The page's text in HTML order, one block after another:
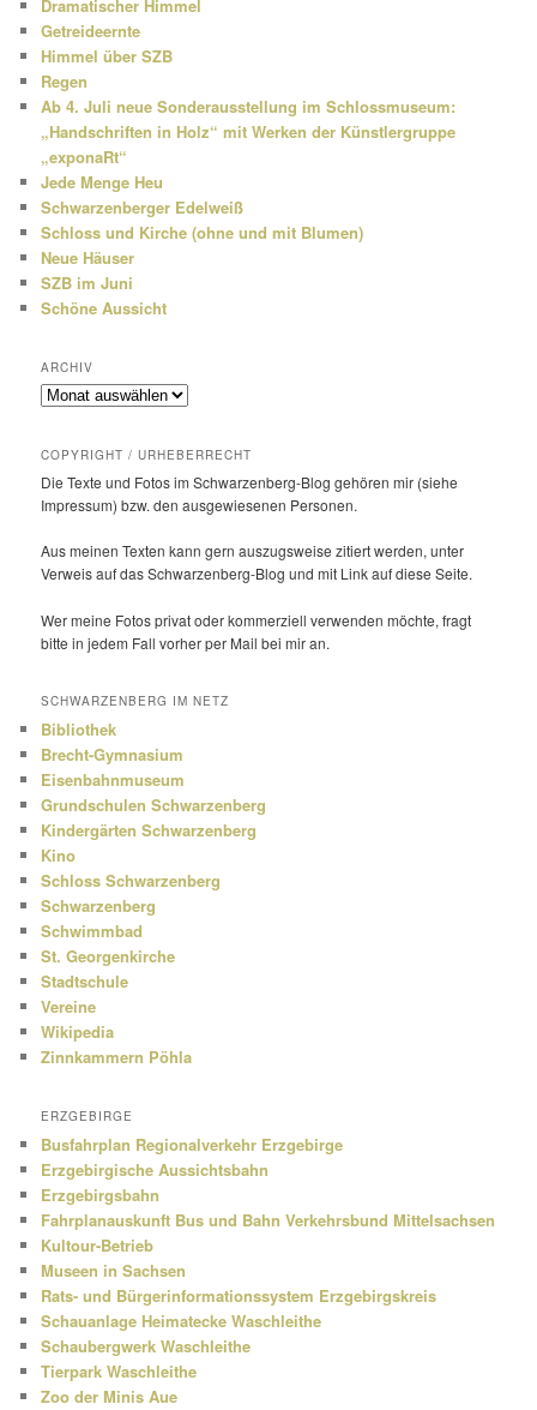
Dramatischer Himmel
Getreideernte
Himmel über SZB
Regen
Ab 4. Juli neue Sonderausstellung im Schlossmuseum:
„Handschriften in Holz“ mit Werken der Künstlergruppe
„exponaRt“
Jede Menge Heu
Schwarzenberger Edelweiß
Schloss und Kirche (ohne und mit Blumen)
Neue Häuser
SZB im Juni
Schöne Aussicht
ARCHIV
Archiv
COPYRIGHT / URHEBERRECHT
Die Texte und Fotos im Schwarzenberg-Blog gehören mir (siehe
Impressum) bzw. den ausge­wie­senen Personen.
Aus meinen Texten kann gern auszugs­weise zitiert werden, unter
Verweis auf das Schwarzenberg-Blog und mit Link auf diese Seite.
Wer meine Fotos privat oder kommer­ziell verwenden möchte, fragt
bitte in jedem Fall vorher per Mail bei mir an.
SCHWARZENBERG IM NETZ
Bibliothek
Brecht-Gymnasium
Eisenbahnmuseum
Grundschulen Schwarzenberg
Kindergärten Schwarzenberg
Kino
Schloss Schwarzenberg
Schwarzenberg
Schwimmbad
St. Georgenkirche
Stadtschule
Vereine
Wikipedia
Zinnkammern Pöhla
ERZGEBIRGE
Busfahrplan Regionalverkehr Erzgebirge
Erzgebirgische Aussichtsbahn
Erzgebirgsbahn
Fahrplanauskunft Bus und Bahn Verkehrsbund Mittelsachsen
Kultour-Betrieb
Museen in Sachsen
Rats- und Bürgerinformationssystem Erzgebirgskreis
Schauanlage Heimatecke Waschleithe
Schaubergwerk Waschleithe
Tierpark Waschleithe
Zoo der Minis Aue